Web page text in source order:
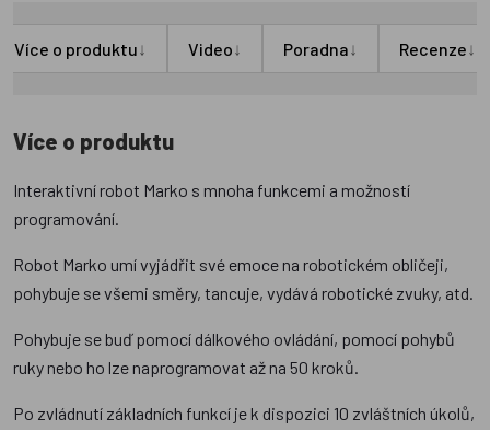
Více o produktu↓ Video↓ Poradna↓ Recenze↓
Více o produktu
Interaktivní robot Marko s mnoha funkcemi a možností
programování.
Robot Marko umí vyjádřit své emoce na robotickém obličeji,
pohybuje se všemi směry, tancuje, vydává robotické zvuky, atd.
Pohybuje se buď pomocí dálkového ovládání, pomocí pohybů
ruky nebo ho lze naprogramovat až na 50 kroků.
Po zvládnutí základních funkcí je k dispozici 10 zvláštních úkolů,